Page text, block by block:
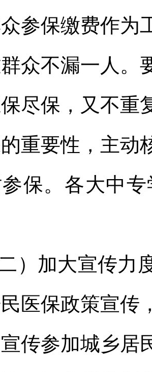
参保缴费作为
众不漏一人。
尽保 ，又不
重要性，主动
保。各大中
二）加大宣传
医保政策宣传
传参加城乡居